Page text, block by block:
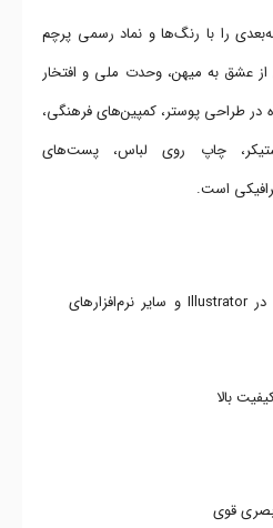
را با رنگ‌ها و نماد رسمی پرچم
عشق به میهن، وحدت ملی و افتخار
در طراحی پوستر، کمپین‌های فرهنگی،
چاپ روی لباس، پست‌های
است.
فایل EPS وکتور، قابل ویرایش در Illustrator و سایر نرم‌افزارهای
قوی